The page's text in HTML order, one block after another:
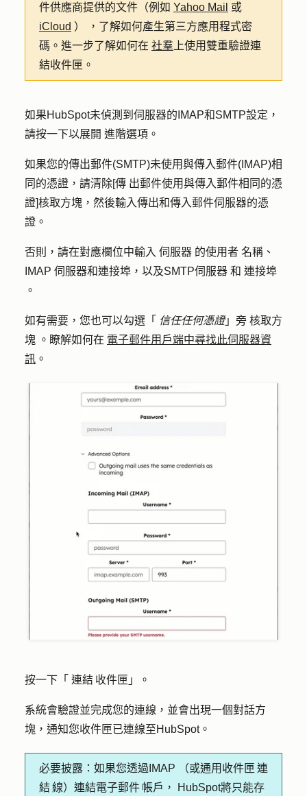
件供應商提供的文件（例如 Yahoo Mail 或
iCloud ） ，了解如何產生第三方應用程式密
碼。進一步了解如何在 社羣 上使用雙重驗證連
結收件匣。
如果HubSpot未偵測到伺服器的IMAP和SMTP設定，
請按一下以展開 進階選項 。
如果您的傳出郵件(SMTP)未使用與傳入郵件(IMAP)相
同的憑證，請清除[傳 出郵件使用與傳入郵件相同的憑
證]核取方塊，然後輸入傳出和傳入郵件伺服器的憑
證。
否則，請在對應欄位中輸入 伺服器 的使用者 名稱 、
IMAP 伺服器和連接埠，以及SMTP伺服器 和 連接埠
。
如有需要，您也可以勾選「 信任任何憑證」旁 核取方
塊 。瞭解如何在 電子郵件用戶端中尋找此伺服器資
訊 。
按一下「 連結 收件匣 」。
系統會驗證並完成您的連線，並會出現一個對話方
塊，通知您收件匣已連線至HubSpot。
必要披露： 如果您透過IMAP （或通用收件匣 連
結 線）連結電子郵件 帳戶， HubSpot將只能存